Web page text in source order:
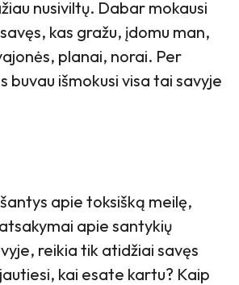
nusiviltų. Dabar mokausi
kas gražu, įdomu man,
planai, norai. Per
buvau išmokusi visa tai savyje
apie toksišką meilę,
apie santykių
reikia tik atidžiai savęs
kai esate kartu? Kaip